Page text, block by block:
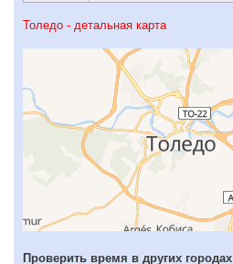
Толедо - детальная карта
Проверить время в других